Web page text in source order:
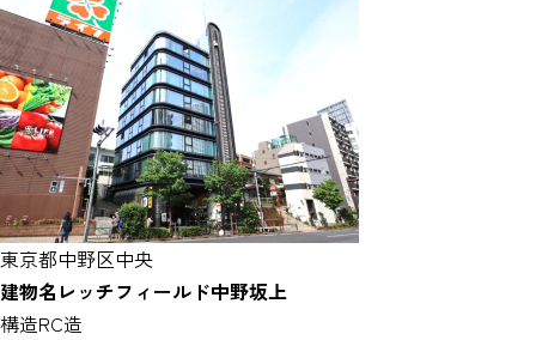
東京都中野区中央
建物名 レッチフィールド中野坂上
構造RC造